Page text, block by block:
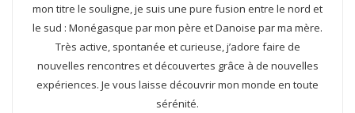
mon titre le souligne, je suis une pure fusion entre le nord et
le sud : Monégasque par mon père et Danoise par ma mère.
Très active, spontanée et curieuse, j’adore faire de
nouvelles rencontres et découvertes grâce à de nouvelles
expériences. Je vous laisse découvrir mon monde en toute
sérénité.